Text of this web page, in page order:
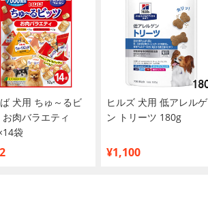
犬用 ちゅ～るビ
お肉バラエティ
袋
ヒルズ 犬用 低アレルゲ
ン トリーツ 180g
¥1,100